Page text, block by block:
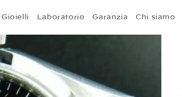
Gioielli Laboratorio Garanzia Chi siamo